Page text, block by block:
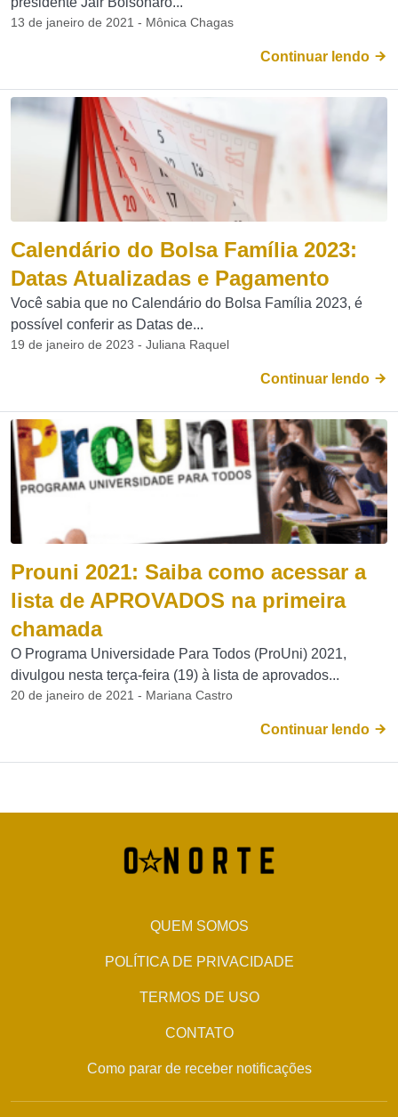
13 de janeiro de 2021 - Mônica Chagas
Continuar lendo
Calendário do Bolsa Família 2023:
Datas Atualizadas e Pagamento
Você sabia que no Calendário do Bolsa Família 2023, é
possível conferir as Datas de...
19 de janeiro de 2023 - Juliana Raquel
Continuar lendo
Prouni 2021: Saiba como acessar a
lista de APROVADOS na primeira
chamada
O Programa Universidade Para Todos (ProUni) 2021,
divulgou nesta terça-feira (19) à lista de aprovados...
20 de janeiro de 2021 - Mariana Castro
Continuar lendo
QUEM SOMOS
POLÍTICA DE PRIVACIDADE
TERMOS DE USO
CONTATO
Como parar de receber notificações